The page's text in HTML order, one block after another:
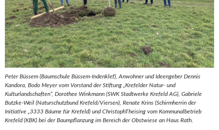
Peter Büssem (Baumschule Büssem-Indenklef), Anwohner und Ideengeber Dennis
Kandora, Bodo Meyer vom Vorstand der Stiftung „Krefelder Natur- und
Kulturlandschaften“, Dorothee Winkmann (SWK Stadtwerke Krefeld AG), Gabriele
Butzke-Weil (Naturschutzbund Krefeld/Viersen), Renate Krins (Schirmherrin der
Initiative „3333 Bäume für Krefeld) und ChristophTheising vom Kommunalbetrieb
Krefeld (KBK) bei der Baumpflanzung im Bereich der Obstwiese an Haus Rath.